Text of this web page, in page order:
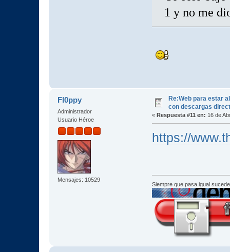
1 y no me
Fl0ppy
Administrador
Usuario Héroe
Mensajes: 10529
Re:Web para estar
con descargas
« Respuesta #11 en: 16 de
https://
Siempre que pasa igual